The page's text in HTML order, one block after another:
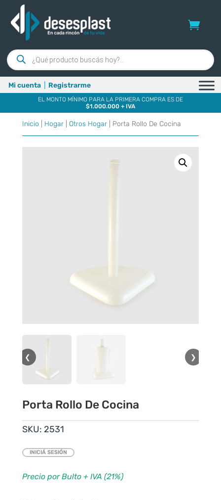
Búsqueda
de
productos
Mi cuenta Registrarme
EL MONTO MÍNIMO PARA LA PRIMERA COMPRA ES DE
$1.000.000 + IVA
Inicio Hogar| Otros Hogar| Porta Rollo De Cocina
❮ ❯
Porta Rollo De Cocina
SKU: 2531
INICIÁ SESIÓN
Precio por Bulto + IVA (21%)